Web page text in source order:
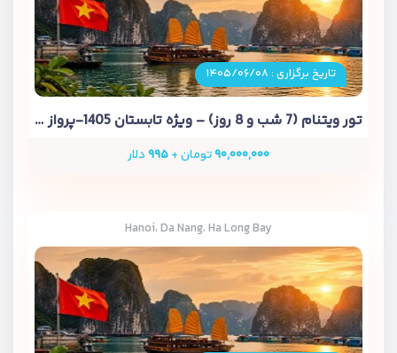
تاریخ برگزاری : ۱۴۰۵/۰۶/۰۸
تور ویتنام (7 شب و 8 روز) – ویژه تابستان 1405-پرواز ماهان
۹۰,۰۰۰,۰۰۰تومان +۹۹۵دلار
Hanoi، Da Nang، Ha Long Bay